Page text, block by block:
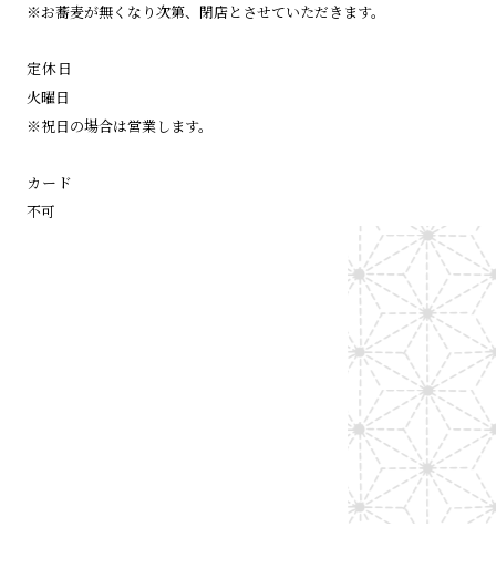
※お蕎麦が無くなり次第、閉店とさせていただきます。
定休日
火曜日
※祝日の場合は営業します。
カード
不可